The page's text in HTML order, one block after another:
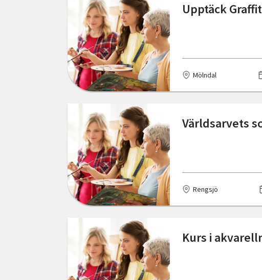
Västernorrlands län
Västmanlands län
Västra Götalands län
Örebro län
Karlshamn
Karlskrona
Kinna
Krylbo
Kungsbacka
Kungälv
Landskrona
Lidköping
Lilla Edet
Ludvika
Luleå
Upptäck
Mölndal
Världsarvets
Rengsjö
Kurs i